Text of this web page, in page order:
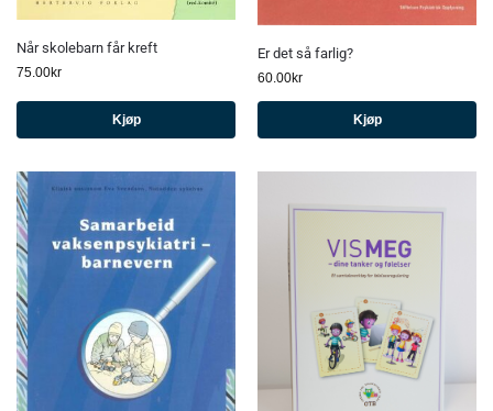
Når skolebarn får kreft
75.00kr
Kjøp
Er det så farlig?
60.00kr
Kjøp